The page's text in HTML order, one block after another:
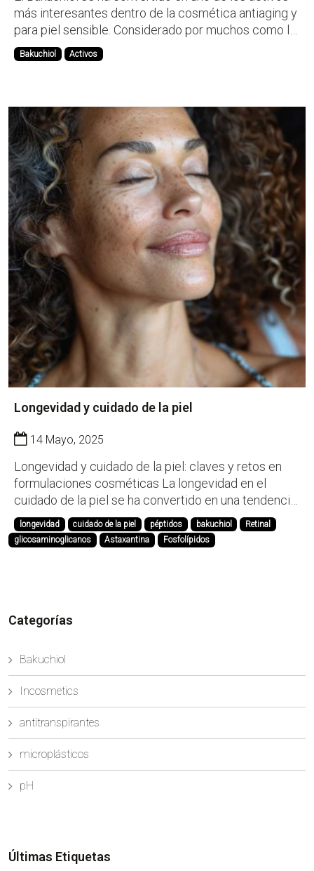
más interesantes dentro de la cosmética antiaging y
para piel sensible. Considerado por muchos como la
alternativa vegetal al retinol, este ingrediente
destaca por ofrecer beneficios similares sin los
Bakuchiol Activos
Longevidad y cuidado de la piel
14 Mayo, 2025
Longevidad y cuidado de la piel: claves y retos en
formulaciones cosméticas La longevidad en el
cuidado de la piel se ha convertido en una tendencia
en cosmética. Más allá de las últimas tendencias en
tratamientos antienvejecimiento (anti-aging, well
aging, beautifull aging), la tendencia actual ap...
longevidad cuidado de la piel péptidos bakuchiol
Retinal
glicosaminoglicanos
Astaxantina Fosfolípidos
Categorías
Bakuchiol
Incosmetics
antitranspirantes
microplásticos
pH
Últimas Etiquetas